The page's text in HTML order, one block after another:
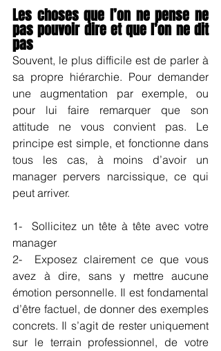
Les choses que l’on ne pense ne
pas pouvoir dire et que l’on ne dit
pas
Souvent, le plus difficile est de parler à
sa propre hiérarchie. Pour demander
une augmentation par exemple, ou
pour lui faire remarquer que son
attitude ne vous convient pas. Le
principe est simple, et fonctionne dans
tous les cas, à moins d’avoir un
manager pervers narcissique, ce qui
peut arriver.
1-  Sollicitez un tête à tête avec votre
manager
2-  Exposez clairement ce que vous
avez à dire, sans y mettre aucune
émotion personnelle. Il est fondamental
d’être factuel, de donner des exemples
concrets. Il s’agit de rester uniquement
sur le terrain professionnel, de votre